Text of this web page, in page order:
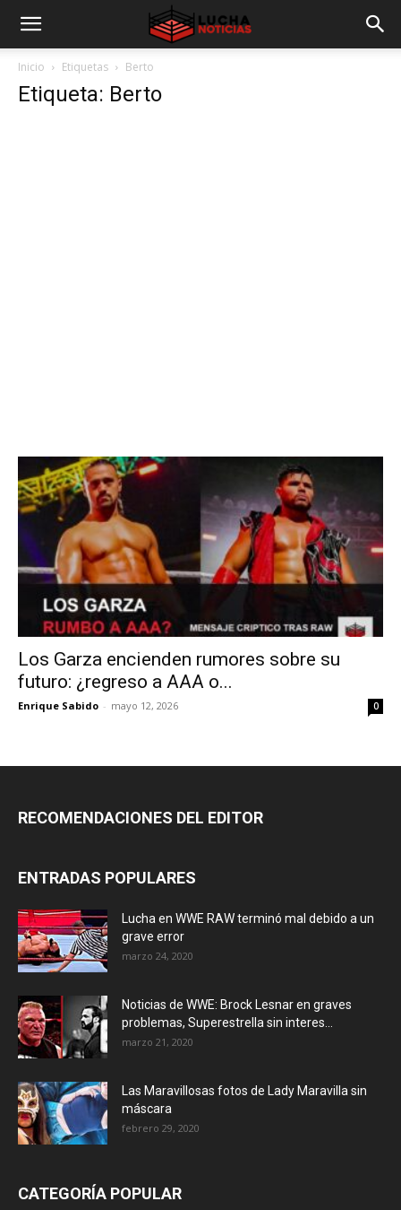
Inicio Etiquetas Berto
Etiqueta: Berto
Los Garza encienden rumores sobre su
futuro: ¿regreso a AAA o...
Enrique Sabido - mayo 12, 2026 0
RECOMENDACIONES DEL EDITOR
ENTRADAS POPULARES
Lucha en WWE RAW terminó mal debido a un
grave error
marzo 24, 2020
Noticias de WWE: Brock Lesnar en graves
problemas, Superestrella sin interes...
marzo 21, 2020
Las Maravillosas fotos de Lady Maravilla sin
máscara
febrero 29, 2020
CATEGORÍA POPULAR